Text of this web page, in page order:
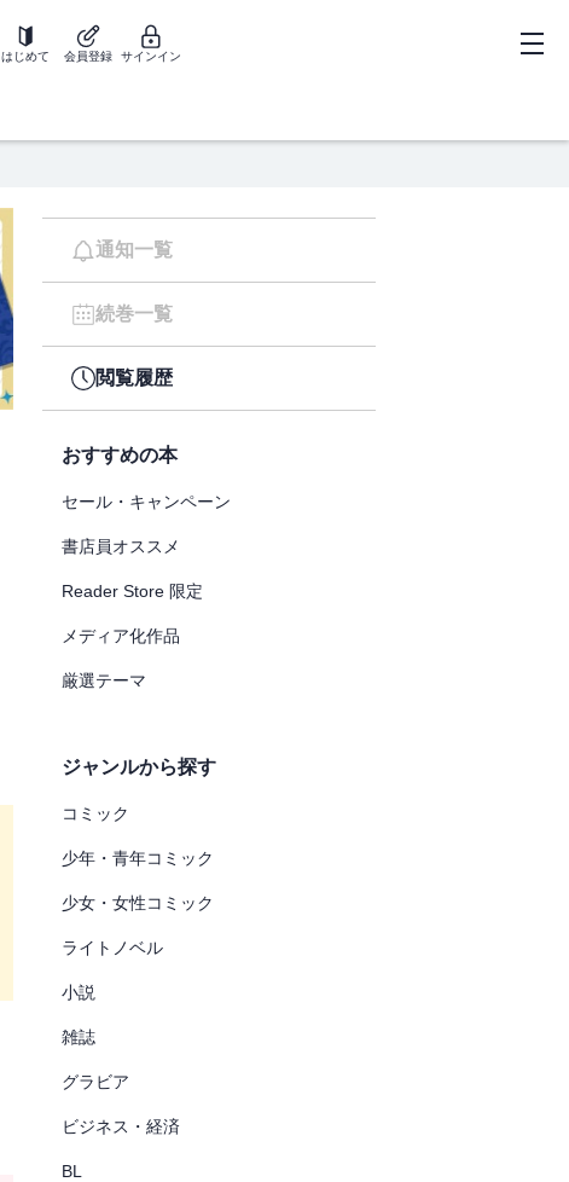
はじめて 会員登録 サインイン
通知一覧
続巻一覧
閲覧履歴
おすすめの本
セール・キャンペーン
書店員オススメ
Reader Store 限定
メディア化作品
厳選テーマ
ジャンルから探す
コミック
少年・青年コミック
少女・女性コミック
ライトノベル
小説
雑誌
グラビア
ビジネス・経済
BL